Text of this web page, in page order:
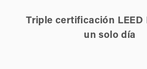
Triple certificación LEED
un solo día